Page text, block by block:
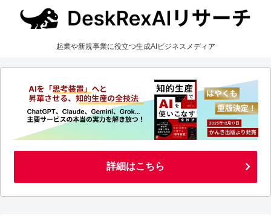
起業や新規事業に役立つ生成AIビジネスメディア
詳細はこちら